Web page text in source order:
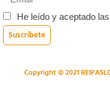
He leído y aceptado las
Suscríbete
Copyright © 2021